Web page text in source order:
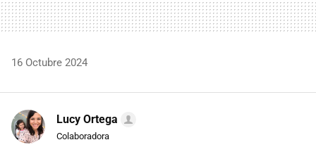
16 Octubre 2024
Lucy Ortega
Colaboradora